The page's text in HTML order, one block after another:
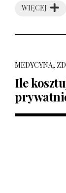
WIĘCEJ
MEDYCYNA,
Ile